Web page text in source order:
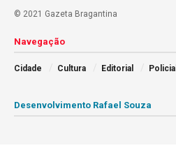
© 2021 Gazeta Bragantina
Navegação
Cidade Cultura Editorial Policial
Desenvolvimento Rafael Souza